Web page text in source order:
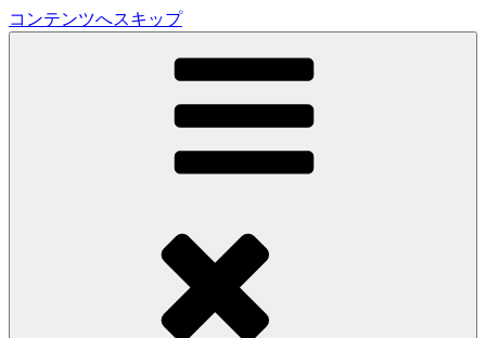
コンテンツへスキップ
LA VILLA ROUGE Blog